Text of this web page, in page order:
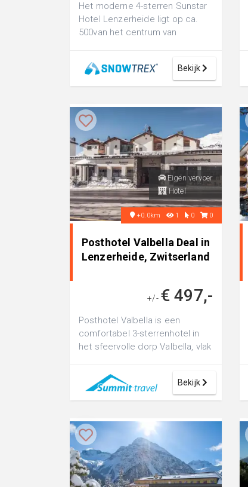
Het moderne 4-sterren Sunstar
Hotel Lenzerheide ligt op ca.
500van het centrum van
Bekijk
Eigen vervoer
Hotel
+0.0km 1 0 0
Posthotel Valbella Deal in
Lenzerheide, Zwitserland
+/- € 497,-
Posthotel Valbella is een
comfortabel 3-sterrenhotel in
het sfeervolle dorp Valbella, vlak
Bekijk